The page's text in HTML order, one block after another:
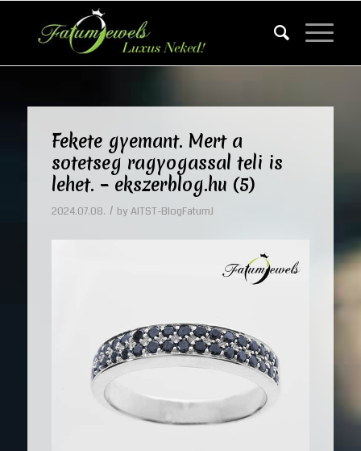
Fekete gyemant. Mert a
sotetseg ragyogassal teli is
lehet. – ekszerblog.hu (5)
2024.07.08. / by AITST-BlogFatumJ